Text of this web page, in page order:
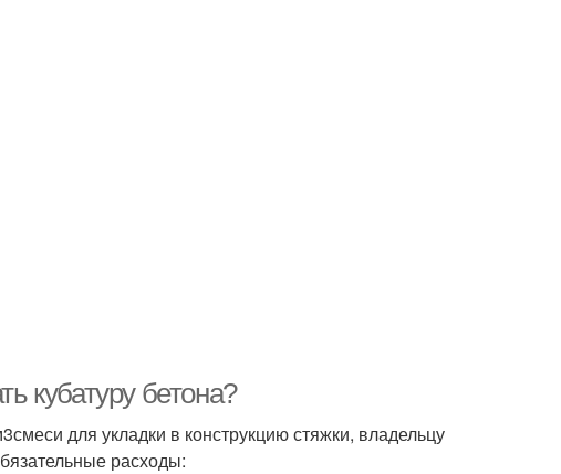
кубатуру бетона?
для укладки в конструкцию стяжки, владельцу
расходы: